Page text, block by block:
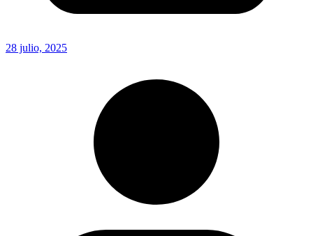
28 julio, 2025